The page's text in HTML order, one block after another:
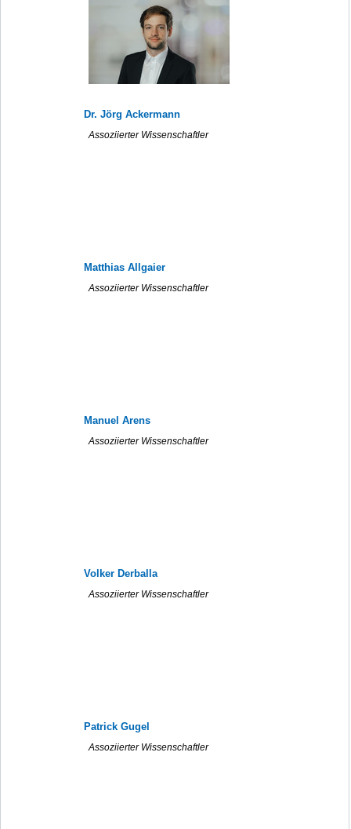
Dr. Jörg Ackermann
Assoziierter Wissenschaftler
Matthias Allgaier
Assoziierter Wissenschaftler
Manuel Arens
Assoziierter Wissenschaftler
Volker Derballa
Assoziierter Wissenschaftler
Patrick Gugel
Assoziierter Wissenschaftler